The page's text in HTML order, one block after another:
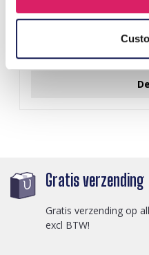
Login
Gratis verzending
Gratis verzending op
excl BTW!